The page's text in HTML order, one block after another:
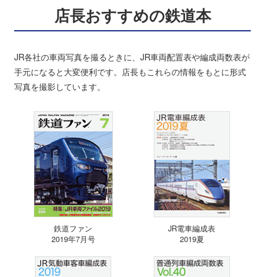
店長おすすめの鉄道本
JR各社の車両写真を撮るときに、JR車両配置表や編成両数表が
手元になると大変便利です。店長もこれらの情報をもとに形式
写真を撮影しています。
鉄道ファン
2019年7月号
JR電車編成表
2019夏